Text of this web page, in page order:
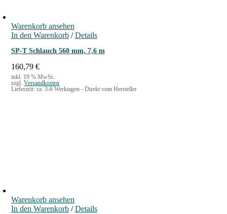
Warenkorb ansehen
In den Warenkorb / Details
SP-T Schlauch 560 mm, 7,6 m
160,79 €
inkl. 19 % MwSt.
zzgl. Versandkosten
Lieferzeit: ca. 3-6 Werktagen - Direkt vom Hersteller
Warenkorb ansehen
In den Warenkorb / Details